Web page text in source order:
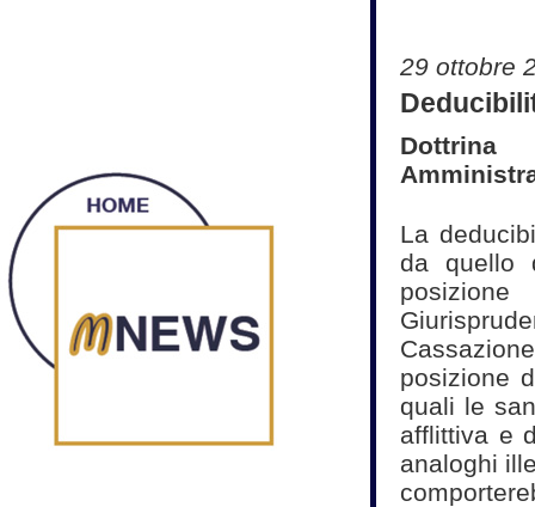
29 ottobre
La
da quello
posizione
quali le
afflittiva e
analoghi